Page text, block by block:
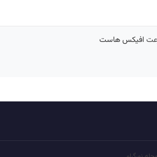
افیکس هاست